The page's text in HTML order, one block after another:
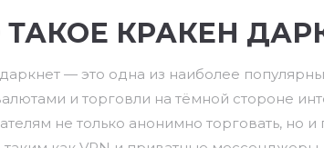
ТАКОЕ КРАКЕН
— это одна из наиболее
и торговли на тёмной стороне
не только анонимно торговать, но